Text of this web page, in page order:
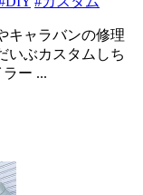
キャラバンの修理
いぶカスタムしち
ー ...